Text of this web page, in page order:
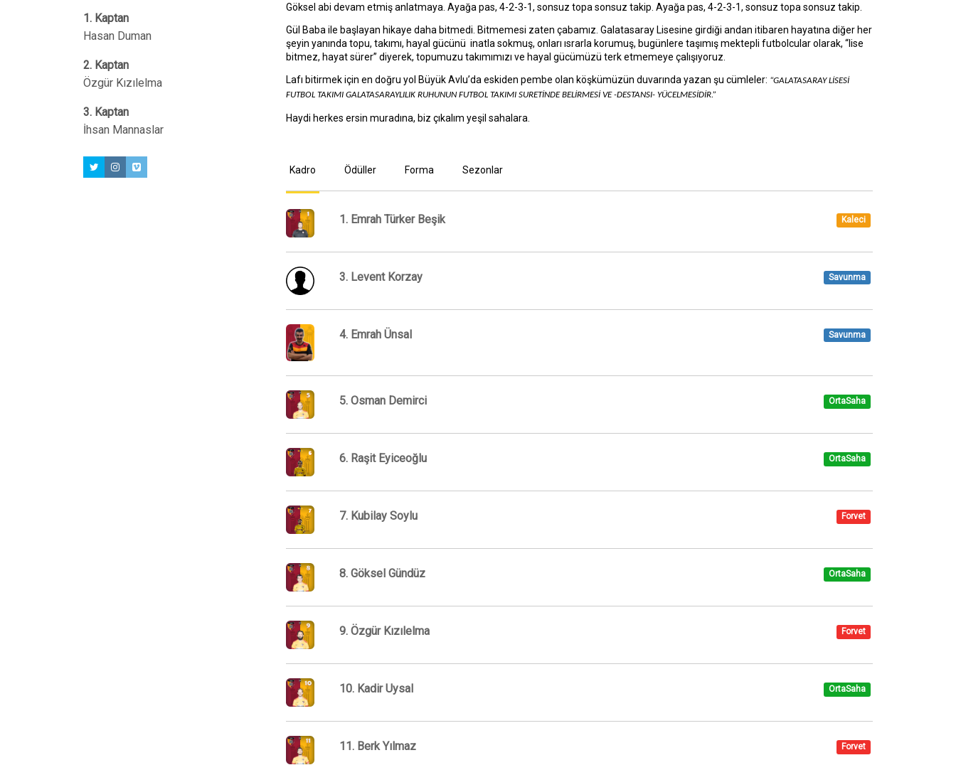
1. Kaptan
Hasan Duman
2. Kaptan
Özgür Kızılelma
3. Kaptan
İhsan Mannaslar
Göksel abi devam etmiş anlatmaya. Ayağa pas, 4-2-3-1, sonsuz topa sonsuz takip. Ayağa pas, 4-2-3-1, sonsuz topa sonsuz takip.
Gül Baba ile başlayan hikaye daha bitmedi. Bitmemesi zaten çabamız. Galatasaray Lisesine girdiği andan itibaren hayatına diğer her
şeyin yanında topu, takımı, hayal gücünü inatla sokmuş, onları ısrarla korumuş, bugünlere taşımış mektepli futbolcular olarak, “lise
bitmez, hayat sürer” diyerek, topumuzu takımımızı ve hayal gücümüzü terk etmemeye çalışıyoruz.
Lafı bitirmek için en doğru yol Büyük Avlu’da eskiden pembe olan köşkümüzün duvarında yazan şu cümleler: “GALATASARAY LİSESİ
FUTBOL TAKIMI GALATASARAYLILIK RUHUNUN FUTBOL TAKIMI SURETİNDE BELİRMESİ VE -DESTANSI- YÜCELMESİDİR.”
Haydi herkes ersin muradına, biz çıkalım yeşil sahalara.
Kadro Ödüller Forma Sezonlar
1. Emrah Türker Beşik Kaleci
3. Levent Korzay Savunma
4. Emrah Ünsal Savunma
5. Osman Demirci OrtaSaha
6. Raşit Eyiceoğlu OrtaSaha
7. Kubilay Soylu Forvet
8. Göksel Gündüz OrtaSaha
9. Özgür Kızılelma Forvet
10. Kadir Uysal OrtaSaha
11. Berk Yılmaz Forvet